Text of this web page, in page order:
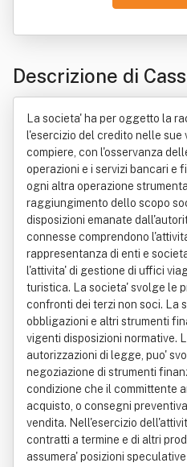
Descrizione di
s Società
La societa' ha per oggetto la
l'esercizio del credito nelle sue
compiere, con l'osservanza
operazioni e i servizi bancari e
ogni altra operazione
raggiungimento dello scopo
disposizioni emanate
connesse comprendono
rappresentanza di enti e
l'attivita' di gestione di uffici
turistica. La societa' svolge le
confronti dei terzi non soci. La
obbligazioni e altri strumenti
vigenti disposizioni normative.
autorizzazioni di legge, puo'
negoziazione di strumenti
condizione che il committente
acquisto, o consegni
vendita. Nell'esercizio
contratti a termine e di altri
assumera' posizioni